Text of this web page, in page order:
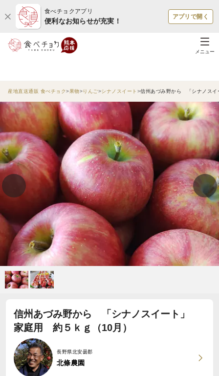
食べチョクアプリ
便利なお知らせが充実！
アプリで開く
メニュー
産地直送通販 食べチョク 果物 りんご シナノスイート 信州あづみ野から 「シナノス
信州あづみ野から 「シナノスイート」
家庭用 約５ｋｇ（10月）
長野県北安曇郡
北條農園